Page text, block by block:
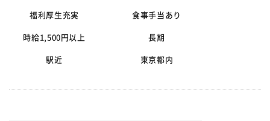
福利厚生充実 食事手当あり
時給1,500円以上 長期
駅近 東京都内